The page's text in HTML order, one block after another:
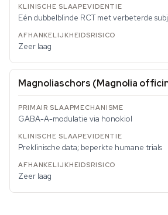
Eén dubbelblinde RCT met verbeterde
Zeer laag
Magnoliaschors (Magnolia
GABA-A-modulatie via honokiol
Preklinische data; beperkte humane trials
Zeer laag